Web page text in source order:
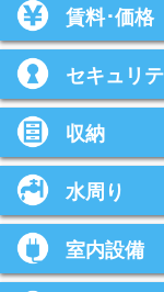
賃料･価格
セキュリ
収納
水周り
室内設備